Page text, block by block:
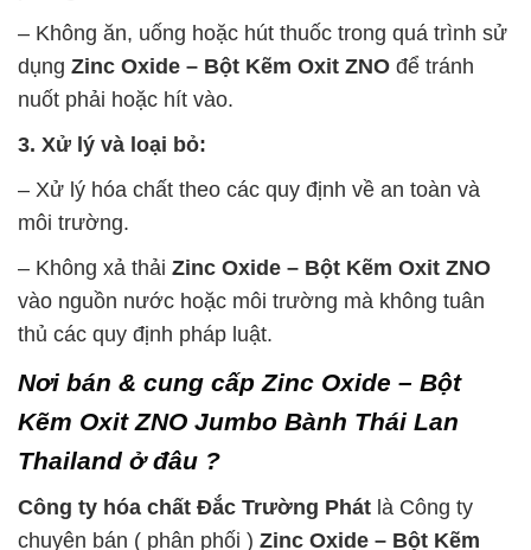
– Không ăn, uống hoặc hút thuốc trong quá trình sử
dụng Zinc Oxide – Bột Kẽm Oxit ZNO để tránh
nuốt phải hoặc hít vào.
3. Xử lý và loại bỏ:
– Xử lý hóa chất theo các quy định về an toàn và
môi trường.
– Không xả thải Zinc Oxide – Bột Kẽm Oxit ZNO
vào nguồn nước hoặc môi trường mà không tuân
thủ các quy định pháp luật.
Nơi bán & cung cấp Zinc Oxide – Bột
Kẽm Oxit ZNO Jumbo Bành Thái Lan
Thailand ở đâu ?
Công ty hóa chất Đắc Trường Phát là Công ty
chuyên bán ( phân phối ) Zinc Oxide – Bột Kẽm